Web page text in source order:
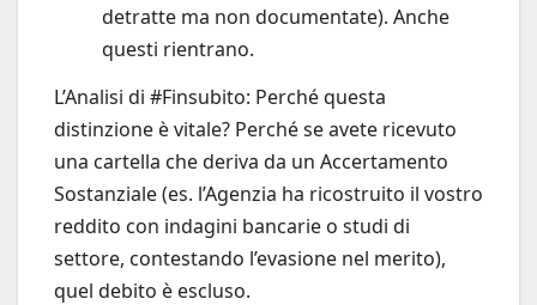
detratte ma non documentate). Anche
questi rientrano.
L’Analisi di #Finsubito: Perché questa
distinzione è vitale? Perché se avete ricevuto
una cartella che deriva da un Accertamento
Sostanziale (es. l’Agenzia ha ricostruito il vostro
reddito con indagini bancarie o studi di
settore, contestando l’evasione nel merito),
quel debito è escluso.